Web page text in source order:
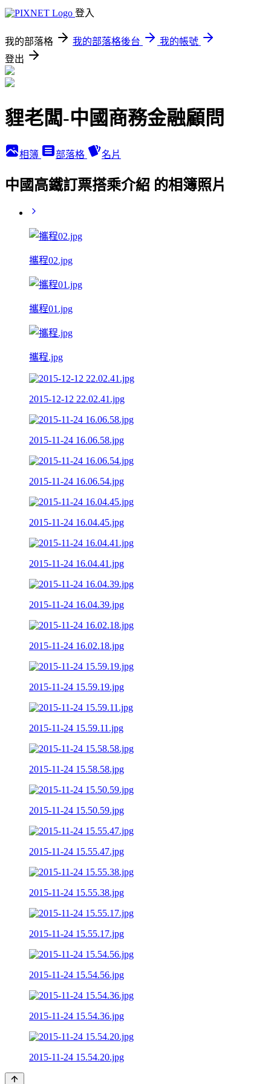
登入
我的部落格 我的部落格後台
我的帳號
登出
貍老闆-中國商務金融顧問
相簿 部落格 名片
中國高鐵訂票搭乘介紹 的相簿照片
攜程02.jpg
攜程01.jpg
攜程.jpg
2015-12-12 22.02.41.jpg
2015-11-24 16.06.58.jpg
2015-11-24 16.06.54.jpg
2015-11-24 16.04.45.jpg
2015-11-24 16.04.41.jpg
2015-11-24 16.04.39.jpg
2015-11-24 16.02.18.jpg
2015-11-24 15.59.19.jpg
2015-11-24 15.59.11.jpg
2015-11-24 15.58.58.jpg
2015-11-24 15.50.59.jpg
2015-11-24 15.55.47.jpg
2015-11-24 15.55.38.jpg
2015-11-24 15.55.17.jpg
2015-11-24 15.54.56.jpg
2015-11-24 15.54.36.jpg
2015-11-24 15.54.20.jpg